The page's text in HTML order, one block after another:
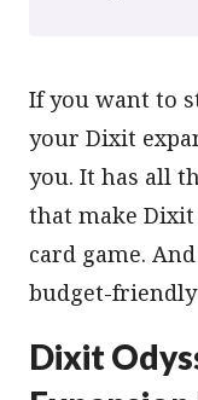
If you want to
your Dixit
you. It has all
that make
card game.
budget-
Dixit